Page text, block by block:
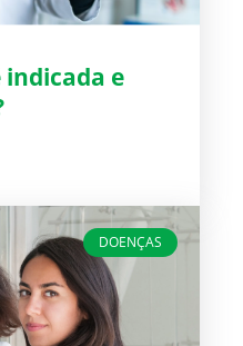
indicada e
DOENÇAS